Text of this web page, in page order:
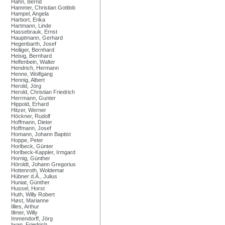
Hahn, Bernd
Hammer, Christian Gottlob
Hampel, Angela
Harbort, Erika
Hartmann, Linde
Hassebrauk, Ernst
Hauptmann, Gerhard
Hegenbarth, Josef
Heiliger, Bernhard
Heisig, Bernhard
Helfenbein, Walter
Hendrich, Hermann
Henne, Wolfgang
Hennig, Albert
Herold, Jörg
Herold, Christian Friedrich
Herrmann, Gunter
Hippold, Erhard
Hitzer, Werner
Höckner, Rudolf
Hoffmann, Dieter
Hoffmann, Josef
Homann, Johann Baptist
Hoppe, Peter
Horlbeck, Günter
Horlbeck-Kappler, Irmgard
Hornig, Günther
Höroldt, Johann Gregorius
Hottenroth, Woldemar
Hübner d.Ä., Julius
Huniat, Günther
Hussel, Horst
Huth, Willy Robert
Høst, Marianne
Illies, Arthur
Illmer, Willy
Immendorff, Jörg